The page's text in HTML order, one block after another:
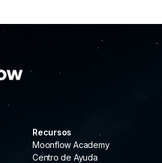
Recursos
Moonflow Academy
Centro de Ayuda